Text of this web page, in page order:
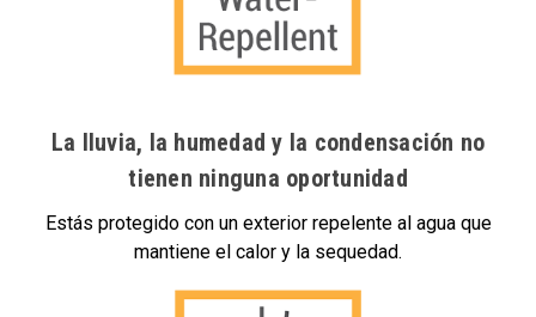
La lluvia, la humedad y la condensación no
tienen ninguna oportunidad
Estás protegido con un exterior repelente al agua que
mantiene el calor y la sequedad.